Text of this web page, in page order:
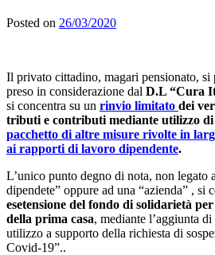
Posted on 26/03/2020
Il privato cittadino, magari pensionato, si
preso in considerazione dal D.L “Cura
si concentra su un rinvio limitato dei
tributi e contributi mediante utilizzo di
pacchetto di altre misure rivolte in
ai rapporti di lavoro dipendente.
L’unico punto degno di nota, non legato
dipendete” oppure ad una “azienda” , si
esetensione del fondo di solidarietà
della prima casa, mediante l’aggiunta
utilizzo a supporto della richiesta di
Covid-19”..